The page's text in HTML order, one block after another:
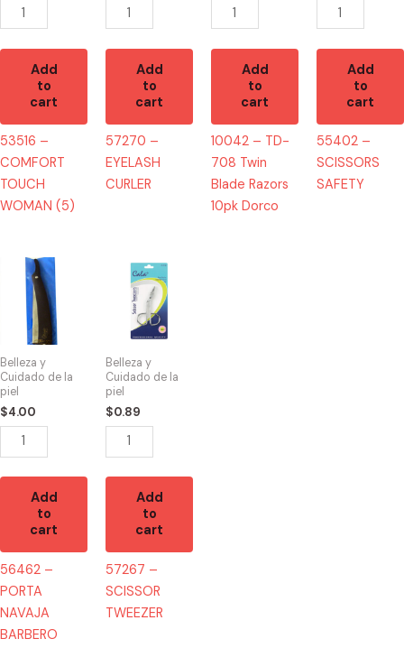
Add
to
cart
53516 –
COMFORT
TOUCH
WOMAN (5)
Add
to
cart
57270 –
EYELASH
CURLER
Dorco
quantity
Add
to
cart
10042 – TD-
708 Twin
Blade Razors
10pk Dorco
Add
to
cart
55402 –
SCISSORS
SAFETY
Belleza y
Cuidado de la
piel
$4.00
56462
PORTA
NAVAJA
BARBERO
quantity
Add
to
cart
56462 –
PORTA
NAVAJA
BARBERO
Belleza y
Cuidado de la
piel
$0.89
57267
SCISSOR
TWEEZER
quantity
Add
to
cart
57267 –
SCISSOR
TWEEZER